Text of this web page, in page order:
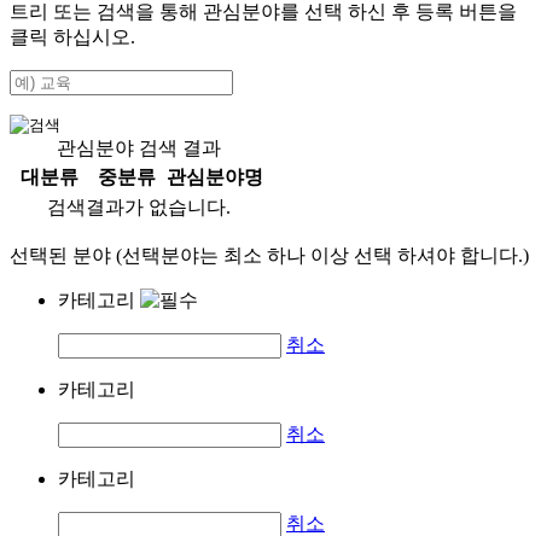
트리 또는 검색을 통해 관심분야를 선택 하신 후 등록 버튼을
클릭 하십시오.
관심분야 검색 결과
대분류
중분류
관심분야명
검색결과가 없습니다.
선택된 분야 (선택분야는 최소 하나 이상 선택 하셔야 합니다.)
카테고리
취소
카테고리
취소
카테고리
취소